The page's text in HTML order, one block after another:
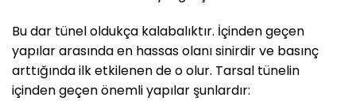
Bu dar tünel oldukça kalabalıktır. İçinden geçen
yapılar arasında en hassas olanı sinirdir ve basınç
arttığında ilk etkilenen de o olur. Tarsal tünelin
içinden geçen önemli yapılar şunlardır: